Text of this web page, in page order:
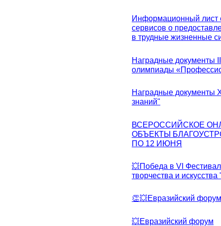
Информационный лист
сервисов о
в трудные жизненные
Наградные документы
олимпиады
Наградные документы
знаний"
ВСЕРОССИЙСКОЕ
ОБЪЕКТЫ
ПО 12 ИЮНЯ
💥Победа в VI
творчества и
👏💥Евразийский форум
💥Евразийский форум